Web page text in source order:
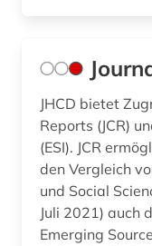
JHCD bietet
Reports (JCR)
(ESI). JCR ermöglicht die rasche Analyse sowie
den Vergleich
und Social
Juli 2021) auch
Emerging